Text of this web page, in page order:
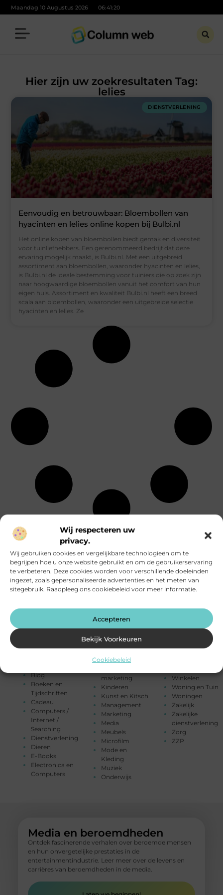
Wij respecteren uw
privacy.
Wij gebruiken cookies en vergelijkbare technologieën om te
begrijpen hoe u onze website gebruikt en om de gebruikerservaring
te verbeteren. Deze cookies worden voor verschillende doeleinden
ingezet, zoals gepersonaliseerde advertenties en het meten van
sitegebruik. Raadpleeg ons cookiebeleid voor meer informatie.
Accepteren
Bekijk Voorkeuren
Cookiebeleid
Maandag 10 Augustus 2026 06:41:20
Hier zijn uw zoekresultaten Tag:
lelies
DIENSTVERLENING
Eenvoudig en betrouwbaar: Bloembollen van
hyacinten en lelies online kopen bij Bulbi.nl
Het online kopen van bloembollen biedt gemak en diversiteit
voor tuinliefhebbers. Een gerenommeerd bedrijf dat deze
ervaring mogelijk maakt, is Bulbi.nl. Met een uitgebreid
assortiment aan bloembollen, waaronder hyacinten en lelies,
is Bulbi.nl de ideale bestemming voor tuiniers die op zoek zijn
naar hoogwaardige bloembollen vanuit het comfort van hun
eigen huis. Assortiment en kwaliteit Bulbi.nl heeft een breed
scala aan bloembollen, waaronder een uitgebreide selectie
hyacinten en lelies. Ze
Alle
onderwerpen
Alarmsysteem
opleidingen
verzorging
Blog
Boeken en
Tijdschriften
Cadeau
Computers /
Internet /
Searching
Dienstverlening
Dieren
E-Books
Electronica en
Computers
Energie
Eten en drinken
Financieel
Fotografie
Geschenken
Gezondheid
Horeca
Humor
Industrie
Internet
marketing
Kinderen
Kunst en Kitsch
Management
Marketing
Media
Meubels
Microfilm
Mode en
Kleding
Muziek
Onderwijs
Particuliere
Rechten
Relatie
Sport
Startpaginas
Telefonie
Verbouwen
Winkelen
Woning en Tuin
Woningen
Zakelijk
Zakelijke
dienstverlening
Zorg
ZZP
Media en beroemdheden
Ontdek fascinerende verhalen over beroemde mensen
en hun onvergetelijke prestaties in de
entertainmentindustrie. Leer meer over de levens en
carrières van beroemdheden in de media.